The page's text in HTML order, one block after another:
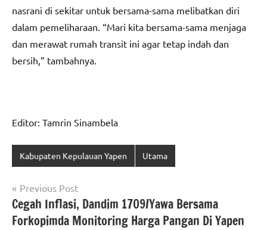
nasrani di sekitar untuk bersama-sama melibatkan diri
dalam pemeliharaan. “Mari kita bersama-sama menjaga
dan merawat rumah transit ini agar tetap indah dan
bersih,” tambahnya.
Editor: Tamrin Sinambela
Kabupaten Kepulauan Yapen Utama
Navigasi
pos
Previous Post
Cegah Inflasi, Dandim 1709/Yawa Bersama
Forkopimda Monitoring Harga Pangan Di Yapen